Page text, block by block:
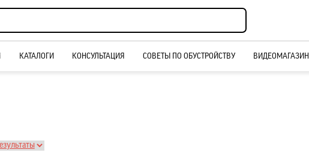
КАТАЛОГИ КОНСУЛЬТАЦИЯ СОВЕТЫ ПО ОБУСТРОЙСТВУ ВИДЕОМАГАЗИН